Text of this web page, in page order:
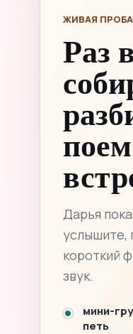
ЖИВАЯ
Раз
Дарья
услышите,
короткий
звук.
мини-
петь